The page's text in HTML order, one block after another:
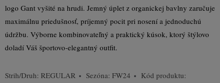
logo Gant vyšité na hrudi. Jemný úplet z organickej bavlny zaručuje
maximálnu priedušnosť, príjemný pocit pri nosení a jednoduchú
údržbu. Výborne kombinovateľný a praktický kúsok, ktorý štýlovo
doladí Váš športovo-elegantný outfit.
Strih/Druh: REGULAR Sezóna: FW24
Kód produktu: